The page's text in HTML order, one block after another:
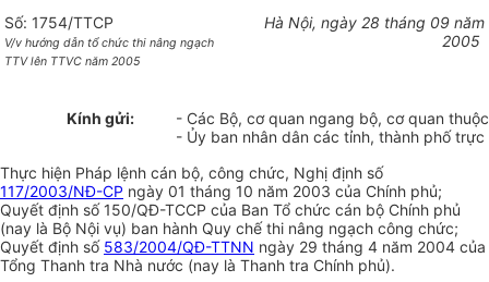
Số: 1754/TTCP
V/v hướng dẫn tổ chức thi nâng ngạch
TTV lên TTVC năm 2005
Hà Nội, ngày 28 tháng 09 năm
2005
Kính gửi:
- Các Bộ, cơ quan ngang bộ, cơ quan
- Ủy ban nhân dân các tỉnh, thành phố
Thực hiện Pháp lệnh cán bộ, công chức, Nghị định số
117/2003/NĐ-CP ngày 01 tháng 10 năm 2003 của Chính phủ;
Quyết định số 150/QĐ-TCCP của Ban Tổ chức cán bộ Chính phủ
(nay là Bộ Nội vụ) ban hành Quy chế thi nâng ngạch công chức;
Quyết định số 583/2004/QĐ-TTNN ngày 29 tháng 4 năm 2004 của
Tổng Thanh tra Nhà nước (nay là Thanh tra Chính phủ).